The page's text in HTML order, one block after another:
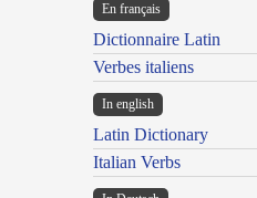
En français
Dictionnaire Latin
Verbes italiens
In english
Latin Dictionary
Italian Verbs